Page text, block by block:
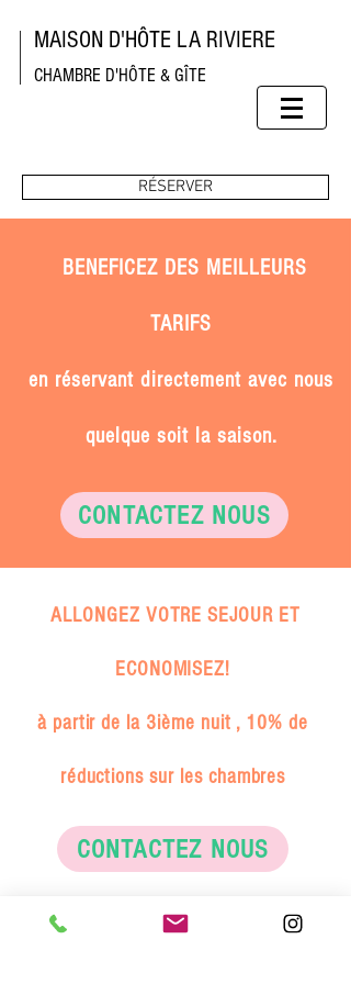
MAISON D'HÔTE LA RIVIERE
CHAMBRE D'HÔTE & GÎTE
RÉSERVER
BENEFICEZ DES MEILLEURS
TARIFS
en réservant directement avec nous
quelque soit la saison.
CONTACTEZ NOUS
ALLONGEZ VOTRE SEJOUR ET
ECONOMISEZ!
à partir de la 3ième nuit , 10% de
réductions sur les chambres
CONTACTEZ NOUS